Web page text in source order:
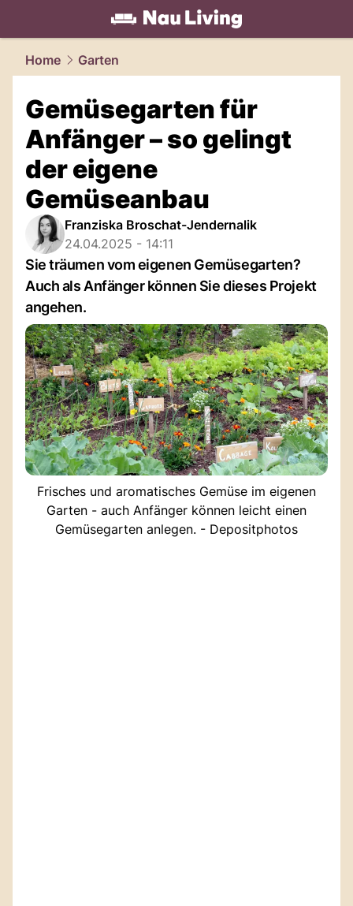
living.NAU.ch
Home Garten
Gemüsegarten für
Anfänger – so gelingt
der eigene
Gemüseanbau
Franziska Broschat-Jendernalik
24.04.2025 - 14:11
Sie träumen vom eigenen Gemüsegarten?
Auch als Anfänger können Sie dieses Projekt
angehen.
Frisches und aromatisches Gemüse im eigenen
Garten - auch Anfänger können leicht einen
Gemüsegarten anlegen. - Depositphotos